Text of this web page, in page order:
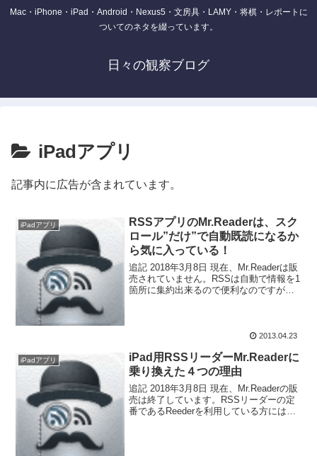
Mac・iPhone・iPad・Android・Nexus5・文房具・LAMY・将棋・レポートに
ついてのネタを綴っています。
日々の観察ブログ
iPadアプリ
記事内に広告が含まれています。
iPadアプリ
RSSアプリのMr.Readerは、スク
ロール”だけ”で自動既読になるか
ら気に入っている！
追記 2018年3月8日 現在、Mr.Readerは販
売されていません。RSSは自動で情報を1
箇所に集約出来るので便利なのですが、
2013.04.23
iPadアプリ
iPad用RSSリーダーMr.Readerに
乗り換えた４つの理由
追記 2018年3月8日 現在、Mr.Readerの販
売は終了しています。RSSリーダーの定
番であるReederを利用している方には乗